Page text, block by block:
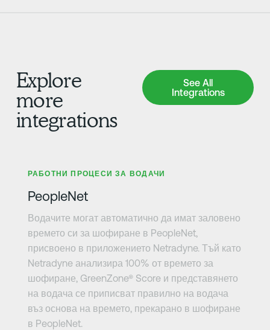
Explore
more
integrations
See All
Integrations
See All Integrations
РАБОТНИ ПРОЦЕСИ ЗА ВОДАЧИ
PeopleNet
Водачите могат автоматично да имат заловено
времето си за шофиране в PeopleNet,
присвоено в приложението Netradyne. Тъй като
Netradyne анализира 100% от времето за
шофиране, GreenZone® Score и представянето
на водача се приписват правилно на водача
въз основа на времето, прекарано в шофиране
в PeopleNet.